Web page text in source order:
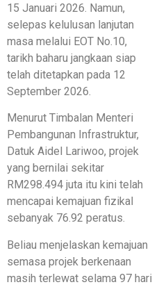
15 Januari 2026. Namun,
selepas kelulusan lanjutan
masa melalui EOT No.10,
tarikh baharu jangkaan siap
telah ditetapkan pada 12
September 2026.
Menurut Timbalan Menteri
Pembangunan Infrastruktur,
Datuk Aidel Lariwoo, projek
yang bernilai sekitar
RM298.494 juta itu kini telah
mencapai kemajuan fizikal
sebanyak 76.92 peratus.
Beliau menjelaskan kemajuan
semasa projek berkenaan
masih terlewat selama 97 hari